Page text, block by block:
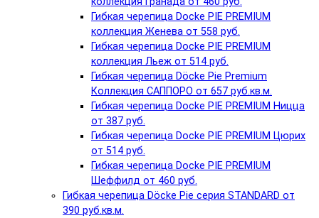
Гибкая черепица Docke PIE PREMIUM
коллекция Женева от 558 руб.
Гибкая черепица Docke PIE PREMIUM
коллекция Льеж от 514 руб.
Гибкая черепица Döcke Pie Premium
Коллекция САППОРО от 657 руб.кв.м.
Гибкая черепица Docke PIE PREMIUM Ницца
от 387 руб.
Гибкая черепица Docke PIE PREMIUM Цюрих
от 514 руб.
Гибкая черепица Docke PIE PREMIUM
Шеффилд от 460 руб.
Гибкая черепица Döcke Pie серия STANDARD от
390 руб.кв.м.